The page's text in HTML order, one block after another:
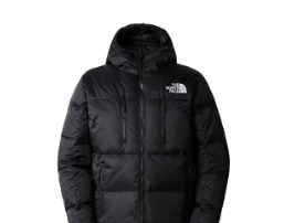
Robuste, léger et résistant à toute épreuve, ce
pantalon Horizon circulaire adopte une coupe